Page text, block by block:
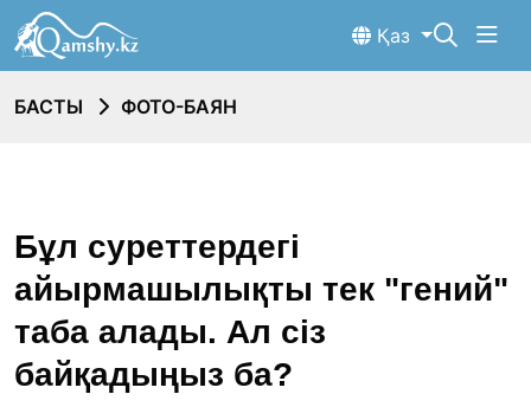
Қаз
БАСТЫ ФОТО-БАЯН
Бұл суреттердегі
айырмашылықты тек "гений"
таба алады. Ал сіз
байқадыңыз ба?